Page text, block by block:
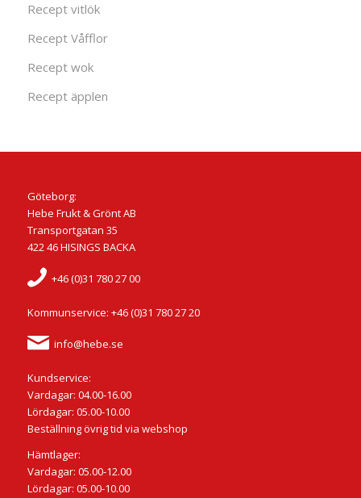
Recept vitlök
Recept Våfflor
Recept wok
Recept äpplen
Göteborg:
Hebe Frukt & Grönt AB
Transportgatan 35
422 46 HISINGS BACKA
+46 (0)31 780 27 00
Kommunservice: +46 (0)31 780 27 20
info@hebe.se
Kundservice:
Vardagar: 04.00-16.00
Lördagar: 05.00-10.00
Beställning övrig tid via webshop
Hämtlager:
Vardagar: 05.00-12.00
Lördagar: 05.00-10.00